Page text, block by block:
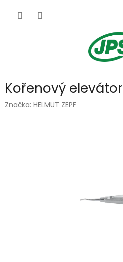
Kořenový elevátor
Značka: HELMUT ZEPF